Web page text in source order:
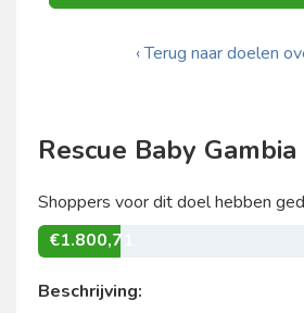
‹ Terug naar doelen
Rescue Baby Gambia
Shoppers voor dit doel hebben
€1.800,71
Beschrijving: